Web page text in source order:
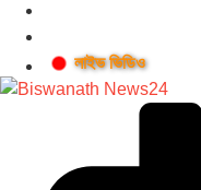
লাইভ ভিডিও